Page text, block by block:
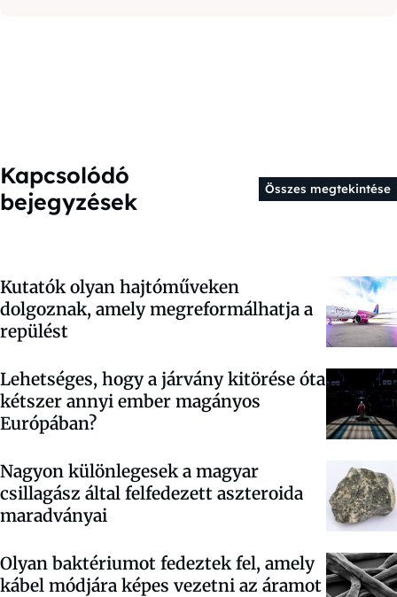
Kapcsolódó
bejegyzések
Összes megtekintése
Kutatók olyan hajtóműveken
dolgoznak, amely megreformálhatja a
repülést
Lehetséges, hogy a járvány kitörése óta
kétszer annyi ember magányos
Európában?
Nagyon különlegesek a magyar
csillagász által felfedezett aszteroida
maradványai
Olyan baktériumot fedeztek fel, amely
kábel módjára képes vezetni az áramot